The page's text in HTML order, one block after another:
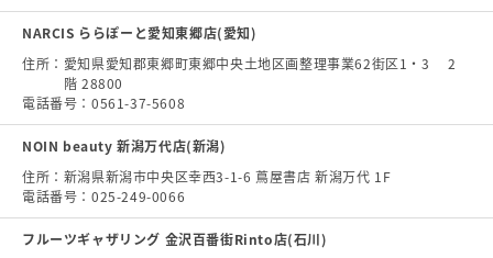
NARCIS ららぽーと愛知東郷店(愛知)
住所： 愛知県愛知郡東郷町東郷中央土地区画整理事業62街区1・3 2
階 28800
電話番号： 0561-37-5608
NOIN beauty 新潟万代店(新潟)
住所： 新潟県新潟市中央区幸西3-1-6 蔦屋書店 新潟万代 1F
電話番号： 025-249-0066
フルーツギャザリング 金沢百番街Rinto店(石川)